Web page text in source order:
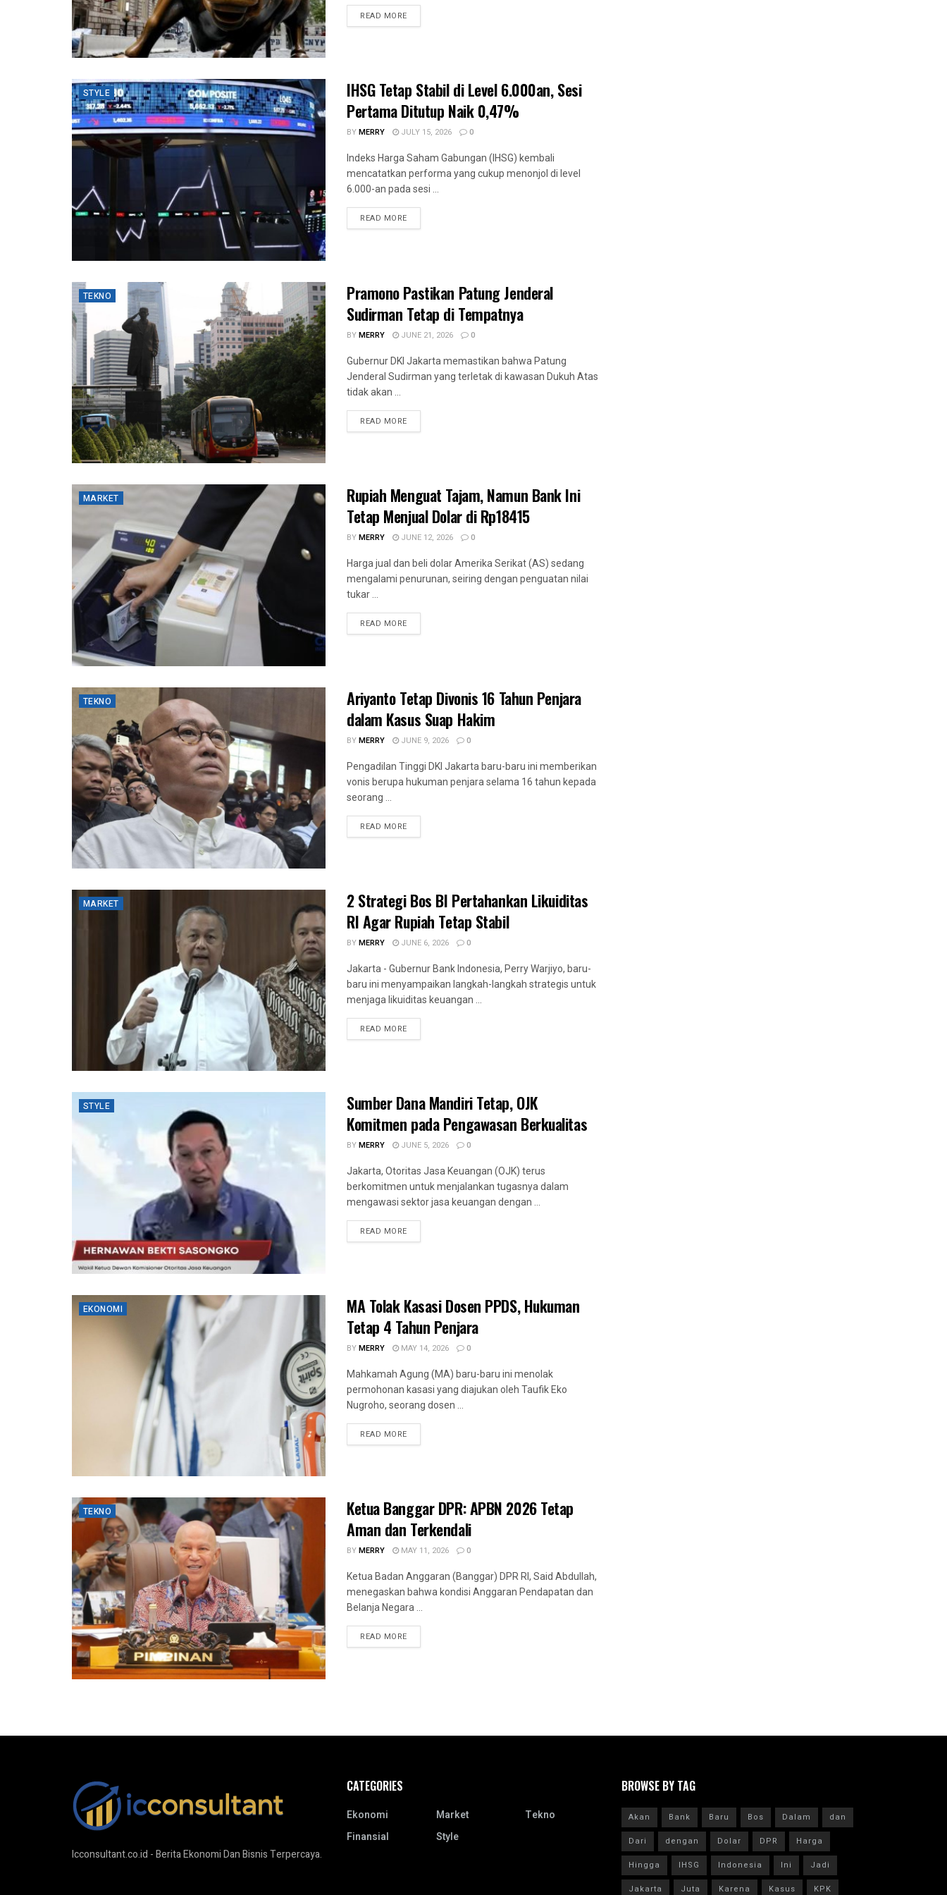
READ MORE
STYLE
IHSG Tetap Stabil di Level 6.000an, Sesi
Pertama Ditutup Naik 0,47%
BYMERRY JULY 15, 2026 0
Indeks Harga Saham Gabungan (IHSG) kembali
mencatatkan performa yang cukup menonjol di level
6.000-an pada sesi ...
READ MORE
TEKNO
Pramono Pastikan Patung Jenderal
Sudirman Tetap di Tempatnya
BYMERRY JUNE 21, 2026 0
Gubernur DKI Jakarta memastikan bahwa Patung
Jenderal Sudirman yang terletak di kawasan Dukuh Atas
tidak akan ...
READ MORE
MARKET
Rupiah Menguat Tajam, Namun Bank Ini
Tetap Menjual Dolar di Rp18415
BYMERRY JUNE 12, 2026 0
Harga jual dan beli dolar Amerika Serikat (AS) sedang
mengalami penurunan, seiring dengan penguatan nilai
tukar ...
READ MORE
TEKNO
Ariyanto Tetap Divonis 16 Tahun Penjara
dalam Kasus Suap Hakim
BYMERRY JUNE 9, 2026 0
Pengadilan Tinggi DKI Jakarta baru-baru ini memberikan
vonis berupa hukuman penjara selama 16 tahun kepada
seorang ...
READ MORE
MARKET
2 Strategi Bos BI Pertahankan Likuiditas
RI Agar Rupiah Tetap Stabil
BYMERRY JUNE 6, 2026 0
Jakarta - Gubernur Bank Indonesia, Perry Warjiyo, baru-
baru ini menyampaikan langkah-langkah strategis untuk
menjaga likuiditas keuangan ...
READ MORE
STYLE
Sumber Dana Mandiri Tetap, OJK
Komitmen pada Pengawasan Berkualitas
BYMERRY JUNE 5, 2026 0
Jakarta, Otoritas Jasa Keuangan (OJK) terus
berkomitmen untuk menjalankan tugasnya dalam
mengawasi sektor jasa keuangan dengan ...
READ MORE
EKONOMI
MA Tolak Kasasi Dosen PPDS, Hukuman
Tetap 4 Tahun Penjara
BYMERRY MAY 14, 2026 0
Mahkamah Agung (MA) baru-baru ini menolak
permohonan kasasi yang diajukan oleh Taufik Eko
Nugroho, seorang dosen ...
READ MORE
TEKNO
Ketua Banggar DPR: APBN 2026 Tetap
Aman dan Terkendali
BYMERRY MAY 11, 2026 0
Ketua Badan Anggaran (Banggar) DPR RI, Said Abdullah,
menegaskan bahwa kondisi Anggaran Pendapatan dan
Belanja Negara ...
READ MORE
Icconsultant.co.id - Berita Ekonomi Dan Bisnis Terpercaya.
CATEGORIES
Ekonomi
Finansial
Market
Style
Tekno
BROWSE BY TAG
Akan Bank Baru Bos Dalam
dan
Dari
dengan Dolar DPR
Harga
Hingga
IHSG Indonesia Ini
Jadi
Jakarta
Juta Karena Kasus KPK